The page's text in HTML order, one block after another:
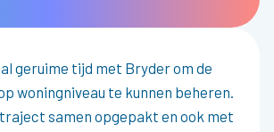
geruime tijd met Bryder om de
woningniveau te kunnen beheren.
samen opgepakt en ook met